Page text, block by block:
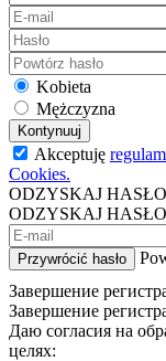
Kobieta
Mężczyzna
Kontynuuj
Akceptuję
Cookies.
ODZYSKAJ HASŁO
ODZYSKAJ HASŁO
Przywrócić hasło
Завершение
Завершение
Даю согласия на
целях: